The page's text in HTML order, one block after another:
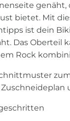
bietet. Mit
ist dein
Das Oberteil
Rock